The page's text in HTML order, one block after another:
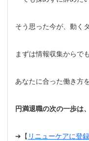
そう思った今が、動く
まずは情報収集からで
あなたに合った働き方
円満退職の次の一歩は
➔【 リニューケアに登